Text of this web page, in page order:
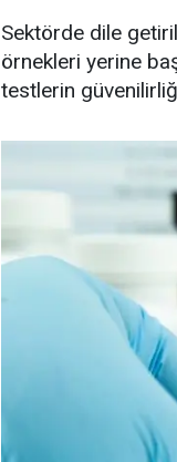
Sektörde dile
örnekleri yerine
testlerin